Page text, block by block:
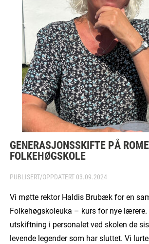
GENERASJONSSKIFTE PÅ
FOLKEHØGSKOLE
PUBLISERT/OPPDATERT 03.09.2024
Vi møtte rektor Haldis Brubæk for en
Folkehøgskoleuka – kurs for nye
utskiftning i personalet ved skolen de
levende legender som har sluttet. Vi